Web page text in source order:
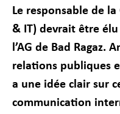
Le responsable de
& IT) devrait être
l’AG de Bad Ragaz.
relations publiques
a une idée clair sur
communication
Statistiques
Afin que nous
puissions
améliorer la
fonctionnalité
et la
structure du
site Web, en
fonction de la